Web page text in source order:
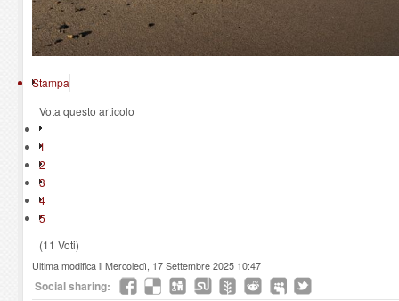
Stampa
Vota questo articolo
1
2
3
4
5
(11 Voti)
Ultima modifica il Mercoledì, 17 Settembre 2025 10:47
Social sharing: